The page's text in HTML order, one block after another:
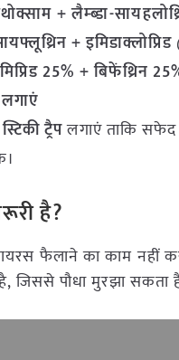
+ लैम्ब्डा-
+ इमिडाक्लोप्रिड
25% + बिफेंथ्रिन
ट्रैपलगाएं ताकि
है?
फैलाने का काम नहीं
जिससे पौधा मुरझा सकता